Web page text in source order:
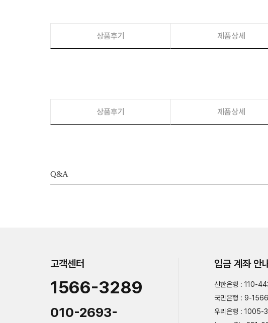
상품후기 제품상세
상품후기 제품상세
Q&A
고객센터
1566-3289
010-2693-
입금 계좌 안
신한은행 : 110-
국민은행 : 9-
우리은행 :